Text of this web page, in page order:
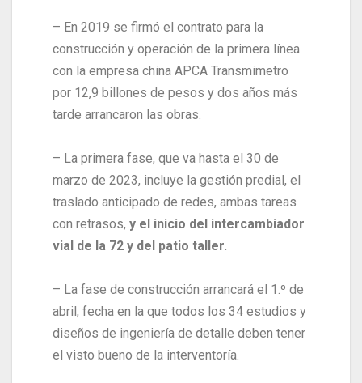
– En 2019 se firmó el contrato para la
construcción y operación de la primera línea
con la empresa china APCA Transmimetro
por 12,9 billones de pesos y dos años más
tarde arrancaron las obras.
– La primera fase, que va hasta el 30 de
marzo de 2023, incluye la gestión predial, el
traslado anticipado de redes, ambas tareas
con retrasos, y el inicio del intercambiador
vial de la 72 y del patio taller.
– La fase de construcción arrancará el 1.º de
abril, fecha en la que todos los 34 estudios y
diseños de ingeniería de detalle deben tener
el visto bueno de la interventoría.